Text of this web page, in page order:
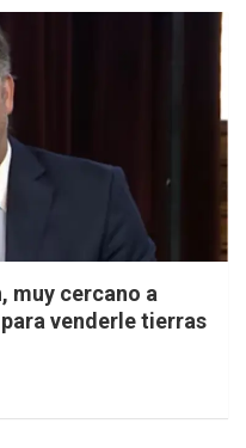
muy cercano a
venderle tierras